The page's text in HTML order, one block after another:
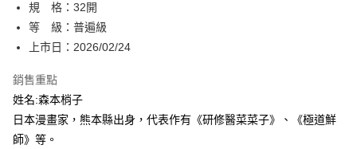
【「AFTEE先享後付」結帳流程】
１．於結帳方式選擇「AFTEE先享後付」後，將跳轉至「AFTEE先享後付」
結帳頁面，進行簡訊認證並確認金額後，即可完成結帳。
２．訂單成立數日內，您將收到繳費通知簡訊。
ATM／網路銀行／等多元方式進行付款，方視為交易完成。
※ 請注意：結帳手續完成當下不需立刻繳費，但若您需要取消訂單，請聯絡
購買商品的店家。未經商家同意取消之訂單仍視為有效，需透過AFTEE先享
後付繳納相關費用。
※ 交易是否成功請以「AFTEE先享後付 」之結帳頁面顯示為準，若有關於
每筆NT$80，滿NT$500(含以上)免運費
付款後全家取貨
每筆NT$80，滿NT$500(含以上)免運費
付款後萊爾富取貨
規 格：32開
等 級：普遍級
上市日：2026/02/24
銷售重點
姓名:森本梢子
日本漫畫家，熊本縣出身，代表作有《研修醫菜菜子》、《極道鮮
師》等。